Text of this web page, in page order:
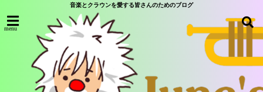
音楽とクラウンを愛する皆さんのためのブログ
menu